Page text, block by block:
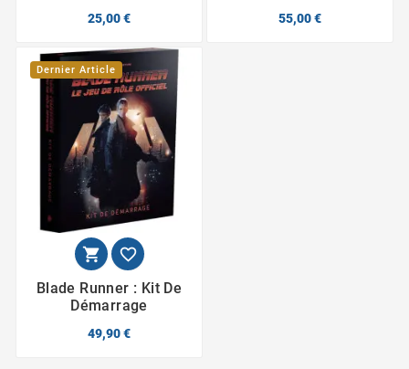
25,00 € 55,00 €
Dernier Article
 
Blade Runner : Kit De
Démarrage
49,90 €